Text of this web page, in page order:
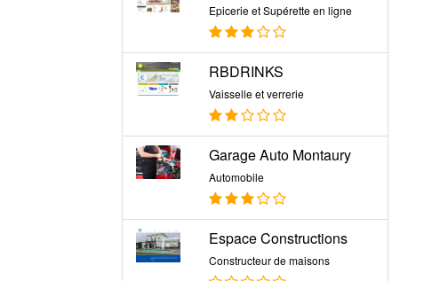
Epicerie et Supérette en ligne
RBDRINKS
Vaisselle et verrerie
Garage Auto Montaury
Automobile
Espace Constructions
Constructeur de maisons